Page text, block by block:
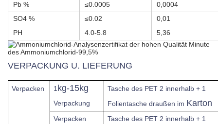
Pb %
≤0.0005
0,0004
SO4 %
≤0.02
0,01
PH
4.0-5.8 5,36
VERPACKUNG U. LIEFERUNG
Verpacken 1 kg-15kg
Verpackung
Tasche des PET 2 innerhalb + 1
Folientasche draußen im Karton
Verpacken
Tasche des PET 2 innerhalb + 1